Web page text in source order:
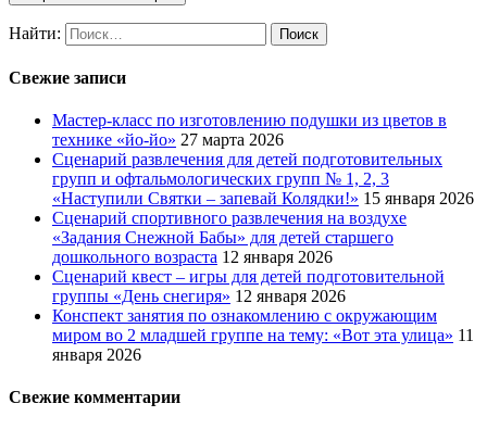
Найти:
Свежие записи
Мастер-класс по изготовлению подушки из цветов в
технике «йо-йо» 27 марта 2026
Сценарий развлечения для детей подготовительных
групп и офтальмологических групп № 1, 2, 3
«Наступили Святки – запевай Колядки!» 15 января 2026
Сценарий спортивного развлечения на воздухе
«Задания Снежной Бабы» для детей старшего
дошкольного возраста 12 января 2026
Сценарий квест – игры для детей подготовительной
группы «День снегиря» 12 января 2026
Конспект занятия по ознакомлению с окружающим
миром во 2 младшей группе на тему: «Вот эта улица» 11
января 2026
Свежие комментарии